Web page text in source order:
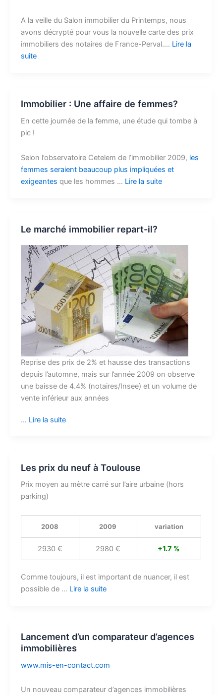
A la veille du Salon immobilier du Printemps, nous
avons décrypté pour vous la nouvelle carte des prix
immobiliers des notaires de France-Perval.… Lire la
suite
Immobilier : Une affaire de femmes?
En cette journée de la femme, une étude qui tombe à
pic !
Selon l’observatoire Cetelem de l’immobilier 2009, les
femmes seraient beaucoup plus impliquées et
exigeantes que les hommes … Lire la suite
Le marché immobilier repart-il?
Reprise des prix de 2% et hausse des transactions
depuis l’automne, mais sur l’année 2009 on observe
une baisse de 4.4% (notaires/Insee) et un volume de
vente inférieur aux années
… Lire la suite
Les prix du neuf à Toulouse
Prix moyen au mètre carré sur l’aire urbaine (hors
parking)
2008 2009 variation
2930 € 2980 € +1.7 %
Comme toujours, il est important de nuancer, il est
possible de … Lire la suite
Lancement d’un comparateur d’agences
immobilières
www.mis-en-contact.com
Un nouveau comparateur d’agences immobilières